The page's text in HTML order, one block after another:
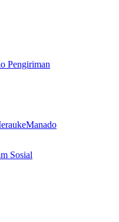
Pengiriman
Manado
Sosial